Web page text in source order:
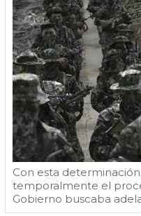
Con esta
temporalmente el
Gobierno buscaba